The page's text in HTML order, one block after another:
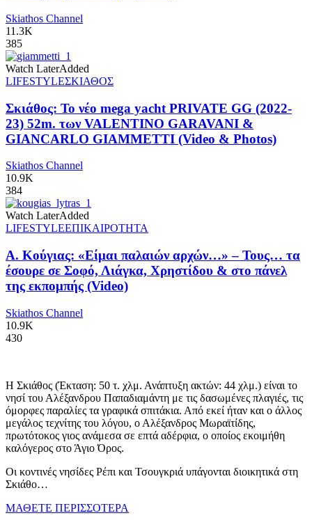
Skiathos Channel
11.3K
385
Watch LaterAdded
LIFESTYLEΣΚΙΑΘΟΣ
Σκιάθος: Το νέο mega yacht PRIVATE GG (2022-
23) 52m. των VALENTINO GARAVANI &
GIANCARLO GIAMMETTI (Video & Photos)
Skiathos Channel
10.9K
384
Watch LaterAdded
LIFESTYLEΕΠΙΚΑΙΡΟΤΗΤΑ
Α. Κούγιας: «Είμαι παλαιών αρχών…» – Τους… τα
έσουρε σε Σοφό, Λιάγκα, Χρηστίδου & στο πάνελ
της εκπομπής (Video)
Skiathos Channel
10.9K
430
Η Σκιάθος (Έκταση: 50 τ. χλμ. Ανάπτυξη ακτών: 44 χλμ.) είναι το
νησί του Αλέξανδρου Παπαδιαμάντη με τις δασωμένες πλαγιές, τις
όμορφες παραλίες τα γραφικά σπιτάκια. Από εκεί ήταν και ο άλλος
μεγάλος τεχνίτης του λόγου, ο Αλέξανδρος Μωραϊτίδης,
πρωτότοκος γιος ανάμεσα σε επτά αδέρφια, ο οποίος εκοιμήθη
καλόγερος στο Άγιο Όρος.
Οι κοντινές νησίδες Ρέπι και Τσουγκριά υπάγονται διοικητικά στη
Σκιάθο…
ΜΑΘΕΤΕ ΠΕΡΙΣΣΟΤΕΡΑ